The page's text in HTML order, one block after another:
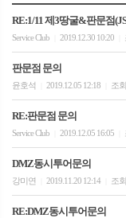
RE:1/11 제3땅굴&판문점
Service Club 2019.12.30 10:20
판문점 문의
윤호석 2019.12.05 12:18 조
RE:판문점 문의
Service Club 2019.12.05 16:05
DMZ동시투어문의
강미연 2019.11.20 12:14 조
RE:DMZ동시투어문의